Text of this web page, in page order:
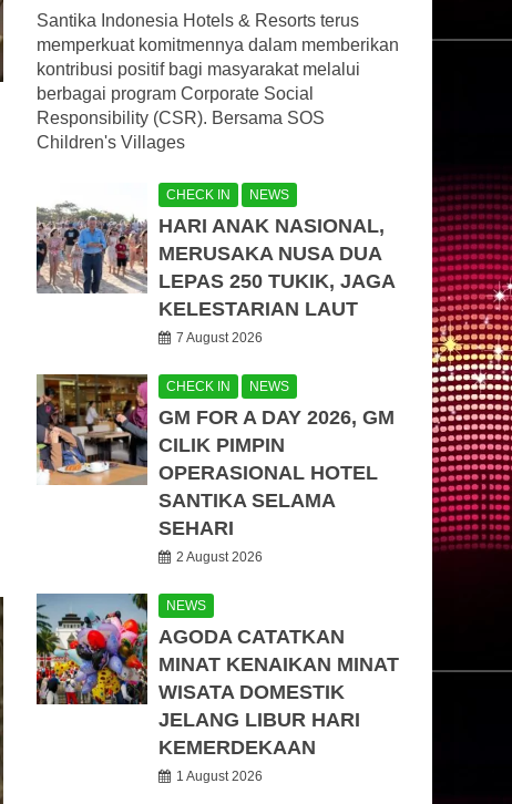
Santika Indonesia Hotels & Resorts terus
memperkuat komitmennya dalam memberikan
kontribusi positif bagi masyarakat melalui
berbagai program Corporate Social
Responsibility (CSR). Bersama SOS
Children's Villages
CHECK IN NEWS
HARI ANAK NASIONAL,
MERUSAKA NUSA DUA
LEPAS 250 TUKIK, JAGA
KELESTARIAN LAUT
7 August 2026
CHECK IN NEWS
GM FOR A DAY 2026, GM
CILIK PIMPIN
OPERASIONAL HOTEL
SANTIKA SELAMA
SEHARI
2 August 2026
NEWS
AGODA CATATKAN
MINAT KENAIKAN MINAT
WISATA DOMESTIK
JELANG LIBUR HARI
KEMERDEKAAN
1 August 2026